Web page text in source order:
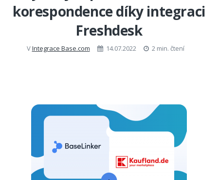
korespondence díky integraci
Freshdesk
VIntegrace Base.com 14.07.2022 2 min. čtení